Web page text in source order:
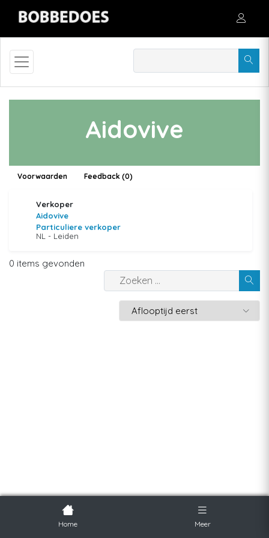
Aidovive
Voorwaarden Feedback (0)
Verkoper
Aidovive
Particuliere verkoper
NL - Leiden
0 items gevonden
Home Meer